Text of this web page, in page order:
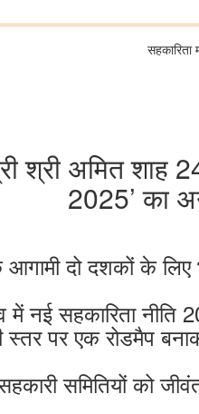
सहकारिता
श्री अमित शाह
2025’ का
दो दशकों के
में नई सहकारिता
पर एक रोडमैप
समितियों को